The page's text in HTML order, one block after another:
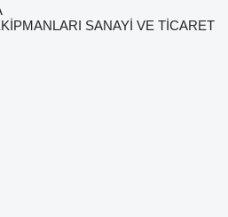
SANAYİ VE TİCARET